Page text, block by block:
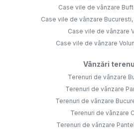
Case vile de vânzare
Case vile de vânzare Bucuresti,
Case vile de vânzare
Case vile de vânzare
Vânzări
Terenuri de vânzare
Terenuri de vânzare
Terenuri de vânzare
Terenuri de vânzare
Terenuri de vânzare